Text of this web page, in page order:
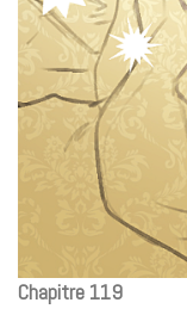
Chapitre 119